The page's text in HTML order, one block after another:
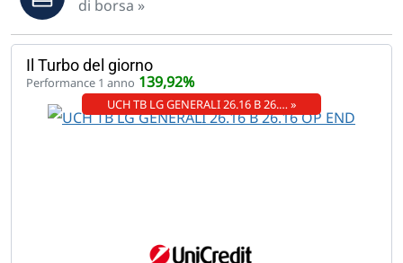
di borsa »
Il Turbo del giorno
Performance 1 anno 139,92%
UCH TB LG GENERALI 26.16 B 26.… »